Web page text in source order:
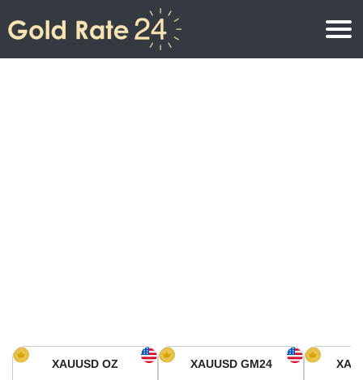
Precio del Oro hoy en América del sur
XAUUSD OZ XAUUSD GM24